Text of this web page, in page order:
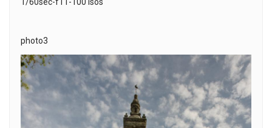
photo3